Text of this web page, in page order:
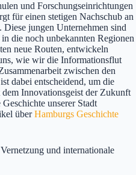
und Forschungseinrichtungen
für einen stetigen Nachschub an
Diese jungen Unternehmen sind
die noch unbekannten Regionen
neue Routen, entwickeln
wie wir die Informationsflut
zwischen den
dabei entscheidend, um die
Innovationsgeist der Zukunft
unserer Stadt
überHamburgs Geschichte
und internationale